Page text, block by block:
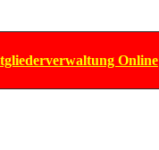
Online